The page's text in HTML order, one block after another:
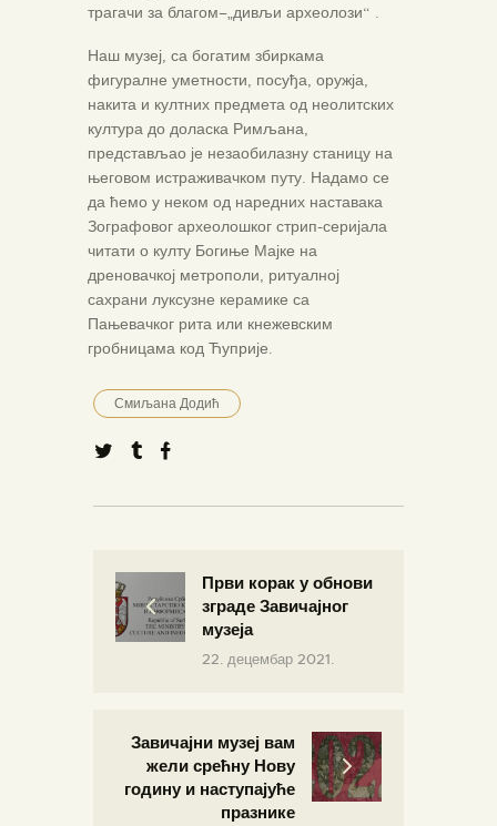
трагачи за благом–„дивљи археолози“ .
Наш музеј, са богатим збиркама
фигуралне уметности, посуђа, оружја,
накита и култних предмета од неолитских
култура до доласка Римљана,
представљао је незаобилазну станицу на
његовом истраживачком путу. Надамо се
да ћемо у неком од наредних наставака
Зографовог археолошког стрип-серијала
читати о култу Богиње Мајке на
дреновачкој метрополи, ритуалној
сахрани луксузне керамике са
Пањевачког рита или кнежевским
гробницама код Ћуприје.
Смиљана Додић
Први корак у обнови
зграде Завичајног
музеја
22. децембар 2021.
Завичајни музеј вам
жели срећну Нову
годину и наступајуће
празнике